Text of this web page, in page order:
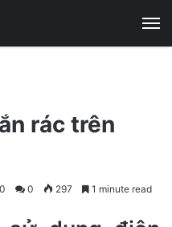
rác trên
0 297 1 minute read